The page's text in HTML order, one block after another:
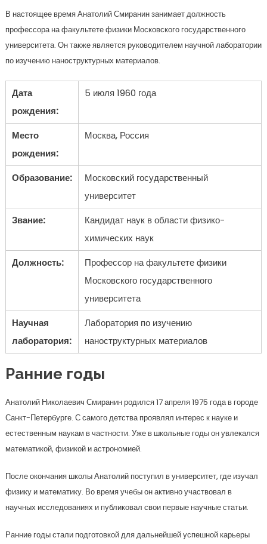
В настоящее время Анатолий Смиранин занимает должность
профессора на факультете физики Московского государственного
университета. Он также является руководителем научной лаборатории
по изучению наноструктурных материалов.
Дата
рождения:
5 июля 1960 года
Место
рождения:
Москва, Россия
Образование:
Московский государственный
университет
Звание:
Кандидат наук в области физико-
химических наук
Должность:
Профессор на факультете физики
Московского государственного
университета
Научная
лаборатория:
Лаборатория по изучению
наноструктурных материалов
Ранние годы
Анатолий Николаевич Смиранин родился 17 апреля 1975 года в городе
Санкт-Петербурге. С самого детства проявлял интерес к науке и
естественным наукам в частности. Уже в школьные годы он увлекался
математикой, физикой и астрономией.
После окончания школы Анатолий поступил в университет, где изучал
физику и математику. Во время учебы он активно участвовал в
научных исследованиях и публиковал свои первые научные статьи.
Ранние годы стали подготовкой для дальнейшей успешной карьеры